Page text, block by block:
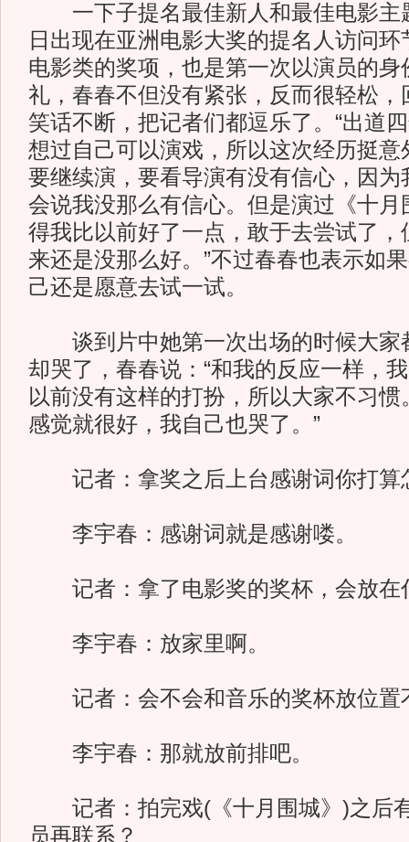
一下子提名最佳新人和最佳电影主
日出现在亚洲电影大奖的提名人访问
电影类的奖项，也是第一次以演员的身
礼，春春不但没有紧张，反而很轻松，
笑话不断，把记者们都逗乐了。“出道
想过自己可以演戏，所以这次经历挺意
要继续演，要看导演有没有信心，因为
会说我没那么有信心。但是演过《十月
得我比以前好了一点，敢于去尝试了，
来还是没那么好。”不过春春也表示如
己还是愿意去试一试。
谈到片中她第一次出场的时候大家
却哭了，春春说：“和我的反应一样，
以前没有这样的打扮，所以大家不习
感觉就很好，我自己也哭了。”
记者：拿奖之后上台感谢词你打算
李宇春：感谢词就是感谢喽。
记者：拿了电影奖的奖杯，会放在
李宇春：放家里啊。
记者：会不会和音乐的奖杯放位置
李宇春：那就放前排吧。
记者：拍完戏(《十月围城》)之后
员再联系？